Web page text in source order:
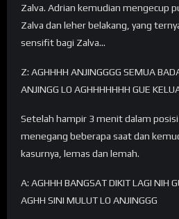
Zalva. Adrian kemudian mengecup
Zalva dan leher belakang, yang
sensifit bagi Zalva…
Z: AGHHHH ANJINGGGG SEMUA
ANJINGG LO AGHHHHHHH GUE
Setelah hampir 3 menit dalam
menegang beberapa saat dan
kasurnya, lemas dan lemah.
A: AGHHH BANGSAT DIKIT LAGI NIH
AGHH SINI MULUT LO ANJINGGG